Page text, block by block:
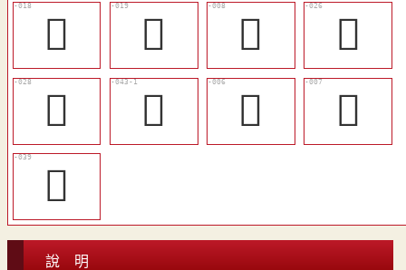
󲁪
󲁫 󲁡
󲁰
󲁲
󲁽 𤔠
𤔤
󲁻
說 明